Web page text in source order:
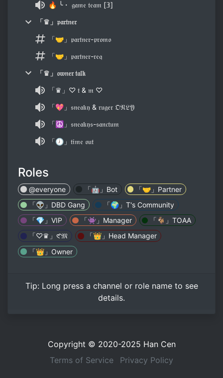
🔥 ╰・ 𝔤𝔞𝔪𝔢 𝔱𝔢𝔞𝔪 [𝟛]
「♛」𝔭𝔞𝔯𝔱𝔫𝔢𝔯
「🤝」𝔭𝔞𝔯𝔱𝔫𝔢𝔯-𝔭𝔯𝔬𝔪𝔬
「🤝」𝔭𝔞𝔯𝔱𝔫𝔢𝔯-𝔯𝔢𝔮
「♛」𝔬𝔴𝔫𝔢𝔯 𝔱𝔞𝔩𝔨
「♛」♡ 𝔱 & 𝔪 ♡
「💖」𝔰𝔫𝔢𝔞𝔨𝔶 & 𝔯𝔲𝔤𝔢𝔯 𝔒𝔑𝔏𝔜
「☮️」𝔰𝔫𝔢𝔞𝔨𝔶𝔰-𝔰𝔞𝔫𝔠𝔱𝔲𝔪
「🕖」𝔱𝔦𝔪𝔢 𝔬𝔲𝔱
Roles
@everyone 「🤖」Bot
「🤝」Partner
「👽」DBD Gang
「🌍」T's Community
「💎」VIP
「👾」Manager
「🐐」TOAA
「♡♛」𑣲𝔐
「👑」Head Manager
「👑」Owner
Tip: Long pressa channel or role name to see
details.
Copyright © 2020-2025 Han Cen
Terms of Service
Privacy Policy